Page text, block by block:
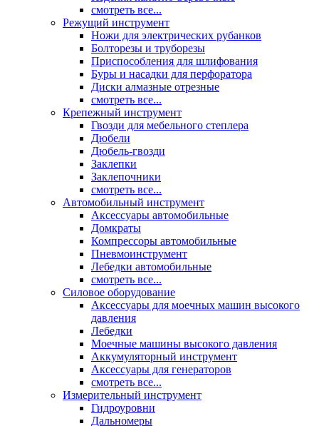
смотреть все...
Режущий инструмент
Ножи для электрических рубанков
Болторезы и труборезы
Приспособления для шлифования
Буры и насадки для перфоратора
Диски алмазные отрезные
смотреть все...
Крепежный инструмент
Гвозди для мебельного степлера
Дюбели
Дюбель-гвозди
Заклепки
Заклепочники
смотреть все...
Автомобильный инструмент
Аксессуары автомобильные
Домкраты
Компрессоры автомобильные
Пневмоинструмент
Лебедки автомобильные
смотреть все...
Силовое оборудование
Аксессуары для моечных машин высокого
давления
Лебедки
Моечные машины высокого давления
Аккумуляторный инструмент
Аксессуары для генераторов
смотреть все...
Измерительный инструмент
Гидроуровни
Дальномеры